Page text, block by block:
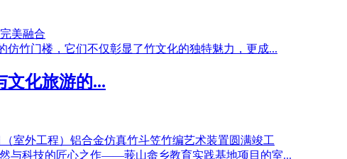
竹门楼，它们不仅彰显了竹文化的独特魅力，更成...
文化旅游的...
与科技的匠心之作——莪山畲乡教育实践基地项目的室...